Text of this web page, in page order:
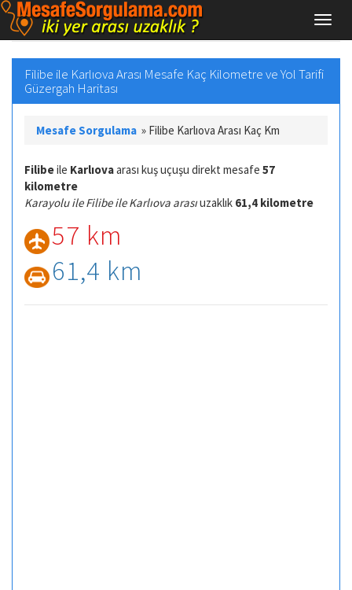
Filibe ile Karlıova Arası Mesafe Kaç Kilometre ve Yol Tarifi
Güzergah Haritası
Mesafe Sorgulama » Filibe Karlıova Arası Kaç Km
Filibeile Karlıovaarası kuş uçuşu direkt mesafe 57
kilometre
Karayolu ile Filibe ile Karlıova arasıuzaklık 61,4 kilometre
57 km
61,4 km